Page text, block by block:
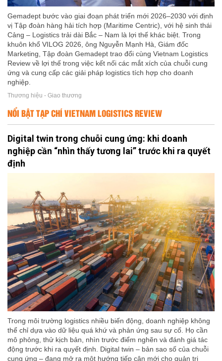
Gemadept bước vào giai đoạn phát triển mới 2026–2030 với định
vị Tập đoàn hàng hải tích hợp (Maritime Centric), với hệ sinh thái
Cảng – Logistics trải dài Bắc – Nam là lợi thế khác biệt. Trong
khuôn khổ VILOG 2026, ông Nguyễn Mạnh Hà, Giám đốc
Marketing, Tập đoàn Gemadept trao đổi cùng Vietnam Logistics
Review về lợi thế trong việc kết nối các mắt xích của chuỗi cung
ứng và cung cấp các giải pháp logistics tích hợp cho doanh
nghiệp.
Thương hiệu - Giao thương
NỔI BẬT TẠP CHÍ VIETNAM LOGISTICS REVIEW
Digital twin trong chuỗi cung ứng: khi doanh
nghiệp cần “nhìn thấy tương lai” trước khi ra quyết
định
Trong môi trường logistics nhiều biến động, doanh nghiệp không
thể chỉ dựa vào dữ liệu quá khứ và phản ứng sau sự cố. Họ cần
mô phỏng, thử kịch bản, nhìn trước điểm nghẽn và đánh giá tác
động trước khi ra quyết định. Digital twin – bản sao số của chuỗi
cung ứng – đang mở ra một hướng tiếp cận mới cho quản trị